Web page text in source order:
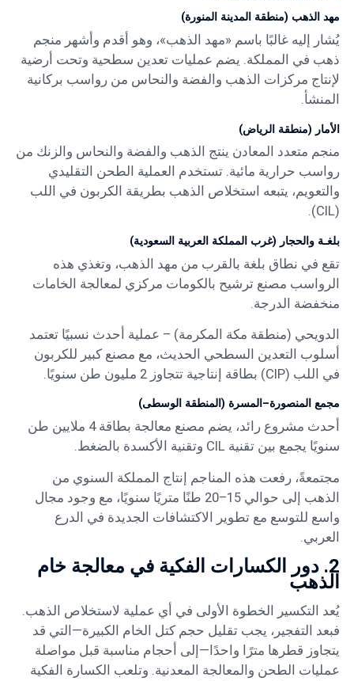
مهد الذهب (منطقة المدينة المنورة)
يُشار إليه غالبًا باسم «مهد الذهب»، وهو أقدم وأشهر منجم
ذهب في المملكة. يضم عمليات تعدين سطحية وتحت أرضية
لإنتاج مركزات الذهب والفضة والنحاس من رواسب بركانية
المنشأ.
الأمار (منطقة الرياض)
منجم متعدد المعادن ينتج الذهب والفضة والنحاس والزنك من
رواسب حرارية مائية. تستخدم العملية الطحن التقليدي
والتعويم، يتبعه استخلاص الذهب بطريقة الكربون في اللب
(CIL).
بلغـة والحجار (غرب المملكة العربية السعودية)
تقع في نطاق بلغة بالقرب من مهد الذهب، وتغذي هذه
الرواسب مصنع ترشيح بالكومات مركزي لمعالجة الخامات
منخفضة الدرجة.
الدويحي (منطقة مكة المكرمة) – عملية أحدث نسبيًا تعتمد
أسلوب التعدين السطحي الحديث، مع مصنع كبير للكربون
في اللب (CIP) بطاقة إنتاجية تتجاوز 2 مليون طن سنويًا.
مجمع المنصورة–المسرة (المنطقة الوسطى)
أحدث مشروع رائد، يضم مصنع معالجة بطاقة 4 ملايين طن
سنويًا يجمع بين تقنية CIL وتقنية الأكسدة بالضغط.
مجتمعةً، رفعت هذه المناجم إنتاج المملكة السنوي من
الذهب إلى حوالي 15–20 طنًا متريًا سنويًا، مع وجود مجال
واسع للتوسع مع تطوير الاكتشافات الجديدة في الدرع
العربي.
2. دور الكسارات الفكية في معالجة خام
الذهب
يُعد التكسير الخطوة الأولى في أي عملية لاستخلاص الذهب.
فبعد التفجير، يجب تقليل حجم كتل الخام الكبيرة—التي قد
يتجاوز قطرها مترًا واحدًا—إلى أحجام مناسبة قبل مواصلة
عمليات الطحن والمعالجة المعدنية. وتلعب الكسارة الفكية